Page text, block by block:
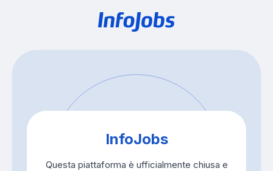
InfoJobs
Questa piattaforma è ufficialmente chiusa e